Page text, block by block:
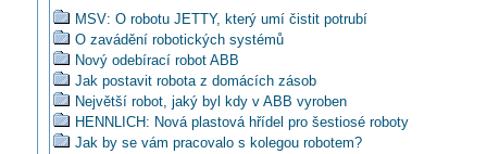
MSV: O robotu JETTY, který umí čistit potrubí
O zavádění robotických systémů
Nový odebírací robot ABB
Jak postavit robota z domácích zásob
Největší robot, jaký byl kdy v ABB vyroben
HENNLICH: Nová plastová hřídel pro šestiosé roboty
Jak by se vám pracovalo s kolegou robotem?